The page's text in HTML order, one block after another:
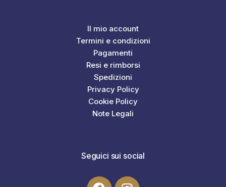
Il mio account
Termini e condizioni
Pagamenti
Resi e rimborsi
Spedizioni
Privacy Policy
Cookie Policy
Note Legali
Seguici sui social